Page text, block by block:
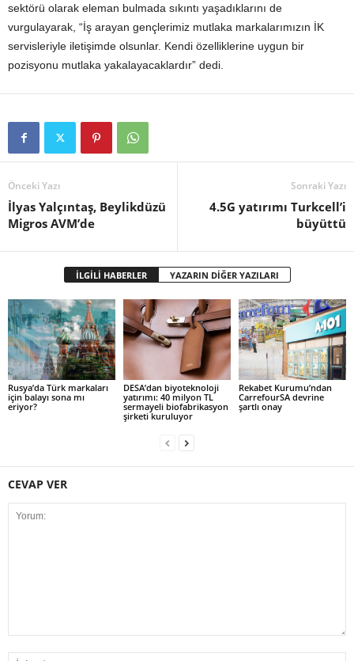
sektörü olarak eleman bulmada sıkıntı yaşadıklarını de
vurgulayarak, “İş arayan gençlerimiz mutlaka markalarımızın İK
servisleriyle iletişimde olsunlar. Kendi özelliklerine uygun bir
pozisyonu mutlaka yakalayacaklardır” dedi.
Önceki Yazı
İlyas Yalçıntaş, Beylikdüzü
Migros AVM’de
Sonraki Yazı
4.5G yatırımı Turkcell’i
büyüttü
İLGİLİ HABERLER YAZARIN DİĞER YAZILARI
Rusya’da Türk markaları
için balayı sona mı
eriyor?
DESA’dan biyoteknoloji
yatırımı: 40 milyon TL
sermayeli biofabrikasyon
şirketi kuruluyor
Rekabet Kurumu’ndan
CarrefourSA devrine
şartlı onay
CEVAP VER